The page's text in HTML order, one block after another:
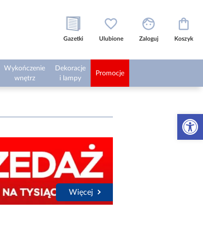
Otwórz
Gazetki Ulubione Zaloguj Koszyk
Wykończenie
wnętrz
Dekoracje
i lampy
Promocje
Więcej